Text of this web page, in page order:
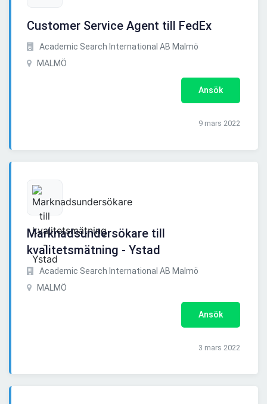
Customer Service Agent till FedEx
Academic Search International AB Malmö
MALMÖ
Ansök
9 mars 2022
Marknadsundersökare till
kvalitetsmätning - Ystad
Academic Search International AB Malmö
MALMÖ
Ansök
3 mars 2022